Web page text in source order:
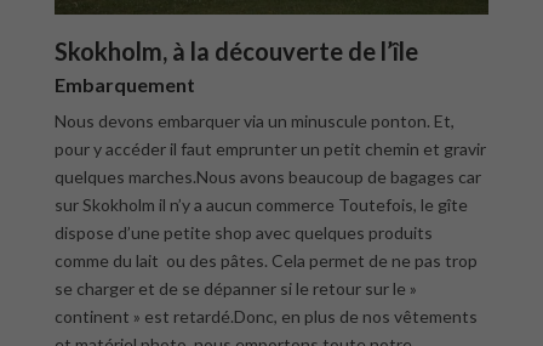
Skokholm, à la découverte de l’île
Embarquement
Nous devons embarquer via un minuscule ponton. Et,
pour y accéder il faut emprunter un petit chemin et gravir
quelques marches.Nous avons beaucoup de bagages car
sur Skokholm il n’y a aucun commerce Toutefois, le gîte
dispose d’une petite shop avec quelques produits
comme du lait ou des pâtes. Cela permet de ne pas trop
se charger et de se dépanner si le retour sur le »
continent » est retardé.Donc, en plus de nos vêtements